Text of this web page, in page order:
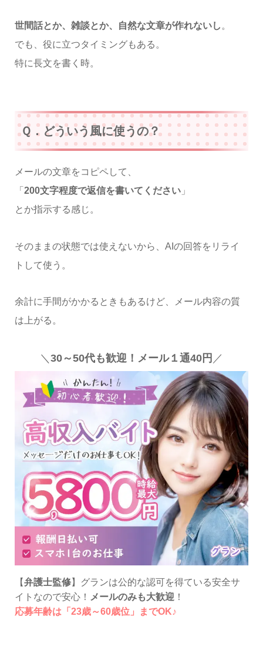
世間話とか、雑談とか、自然な文章が作れないし 。
でも、役に立つタイミングもある。
特に長文を書く時。
Ｑ．どういう風に使うの？
メールの文章をコピペして、
「 200文字程度で返信を書いてください」
とか指示する感じ。
そのままの状態では使えないから、AIの回答をリライ
トして使う。
余計に手間がかかるときもあるけど、メール内容の質
は上がる。
＼ 30～50代も歓迎！メール１通40円 ／
【弁護士監修】グランは公的な認可を得ている安全サ
イトなので安心！ メールのみも大歓迎！
応募年齢は「23歳～60歳位」までOK♪